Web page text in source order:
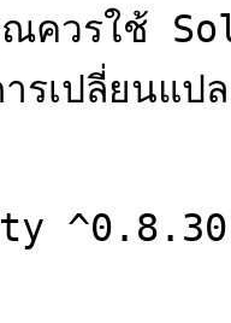
ควรใช้
รเปลี่ยนแป